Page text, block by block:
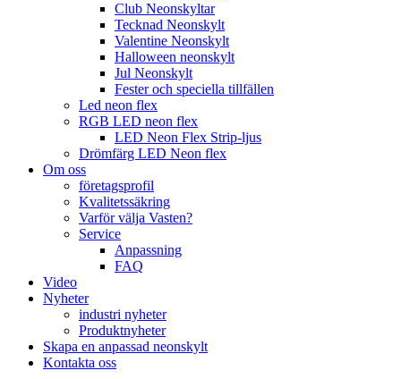
Club Neonskyltar
Tecknad Neonskylt
Valentine Neonskylt
Halloween neonskylt
Jul Neonskylt
Fester och speciella tillfällen
Led neon flex
RGB LED neon flex
LED Neon Flex Strip-ljus
Drömfärg LED Neon flex
Om oss
företagsprofil
Kvalitetssäkring
Varför välja Vasten?
Service
Anpassning
FAQ
Video
Nyheter
industri nyheter
Produktnyheter
Skapa en anpassad neonskylt
Kontakta oss